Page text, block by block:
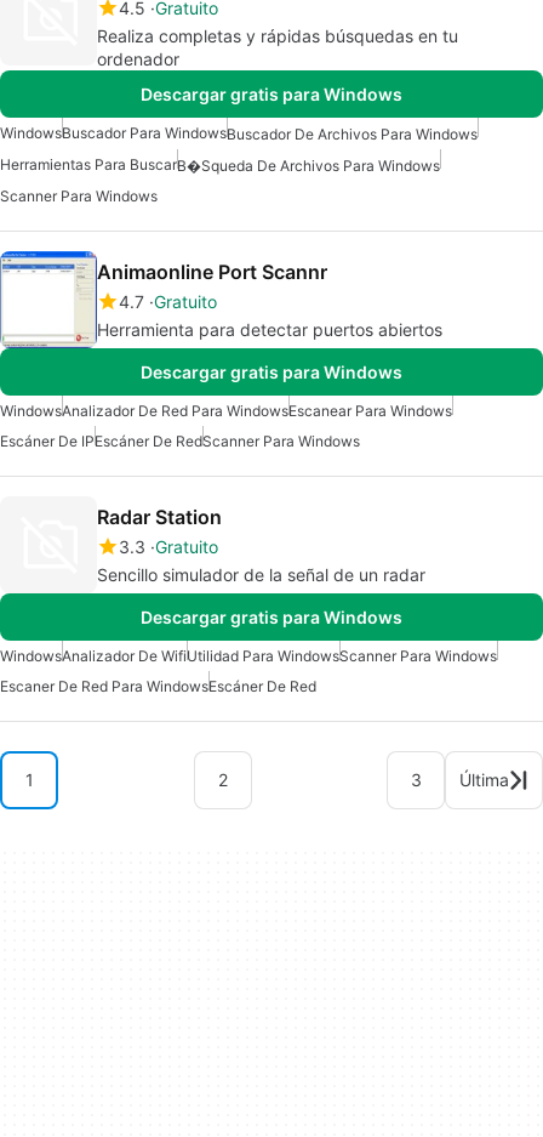
4.5 Gratuito
Realiza completas y rápidas búsquedas en tu
ordenador
Descargar gratis para Windows
WindowsBuscador Para WindowsBuscador De Archivos Para Windows
Herramientas Para BuscarB�squeda De Archivos Para Windows
Scanner Para Windows
Animaonline Port Scannr
4.7 Gratuito
Herramienta para detectar puertos abiertos
Descargar gratis para Windows
WindowsAnalizador De Red Para WindowsEscanear Para Windows
Escáner De IPEscáner De RedScanner Para Windows
Radar Station
3.3 Gratuito
Sencillo simulador de la señal de un radar
Descargar gratis para Windows
WindowsAnalizador De WifiUtilidad Para WindowsScanner Para Windows
Escaner De Red Para WindowsEscáner De Red
1 2 3 Última